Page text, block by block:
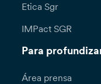
Etica Sgr
IMPact SGR
Para
Área prensa